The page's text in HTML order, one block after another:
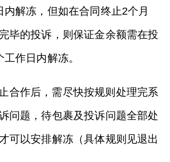
内解冻，但如在合同终止2个月
毕的投诉，则保证金余额需在投
作日内解冻。
合作后，需尽快按规则处理完系
问题，待包裹及投诉问题全部处
可以安排解冻（具体规则见退出